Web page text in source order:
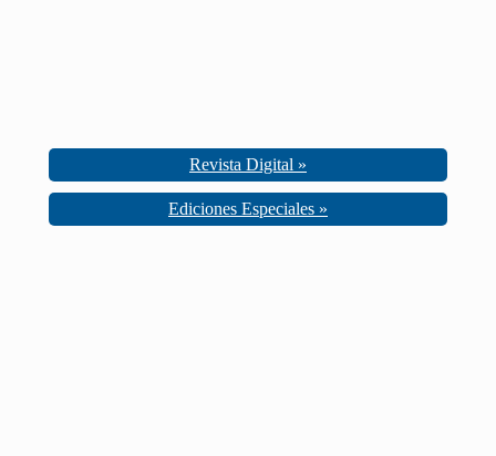
Revista Digital »
Ediciones Especiales »